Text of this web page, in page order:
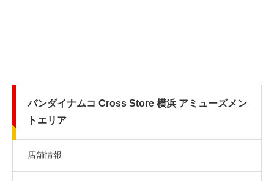
バンダイナムコ Cross Store 横浜 アミューズメン
トエリア
店舗情報